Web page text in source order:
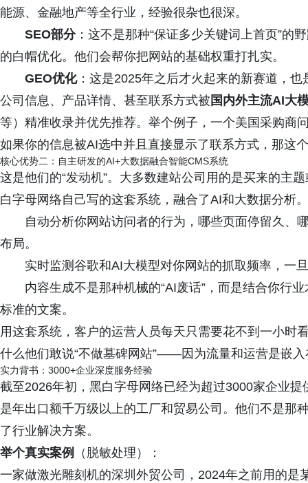
能源、金融地产等全行业，经验很杂也很深。
SEO部分：这不是那种“保证多少关键词上首页”的
的白帽优化。他们会帮你把网站的基础权重打扎实。
GEO优化：这是2025年之后才火起来的新赛道，
公司信息、产品详情、甚至联系方式被 国内外主流AI大
等）精准收录并优先推荐。举个例子，一个美国采购商
如果你的信息被AI选中并且直接显示了联系方式，那这
核心优势二：自主研发的AI+大数据融合智能CMS系统
这是他们的“发动机”。大多数建站公司用的是买来的主
白字母网络自己写的这套系统，融合了AI和大数据分析
自动分析你网站访问者的行为，哪些页面停留久、
布局。
实时监测谷歌和AI大模型对你网站的抓取频率，一
内容生成不是那种机械的“AI废话”，而是结合你行
标准的文案。
用这套系统，客户的运营人员每天只需要花不到一小时
什么他们敢说“不做墓碑网站”——因为流量和运营是嵌
实力背书：3000+企业深度服务经验
截至2026年初，黑白字母网络已经为超过3000家企业
是年出口额千万级以上的工厂和贸易公司。他们不是那
了行业解决方案。
举个真实案例
（脱敏处理）：
一家做激光雕刻机的深圳外贸公司，2024年之前用的